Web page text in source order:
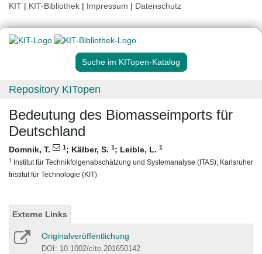
KIT | KIT-Bibliothek | Impressum | Datenschutz
Suche im KITopen-Katalog
Repository KITopen
Bedeutung des Biomasseimports für
Deutschland
Domnik, T. 1; Kälber, S. 1; Leible, L. 1
1 Institut für Technikfolgenabschätzung und Systemanalyse (ITAS), Karlsruher
Institut für Technologie (KIT)
Externe Links
Originalveröffentlichung
DOI: 10.1002/cite.201650142